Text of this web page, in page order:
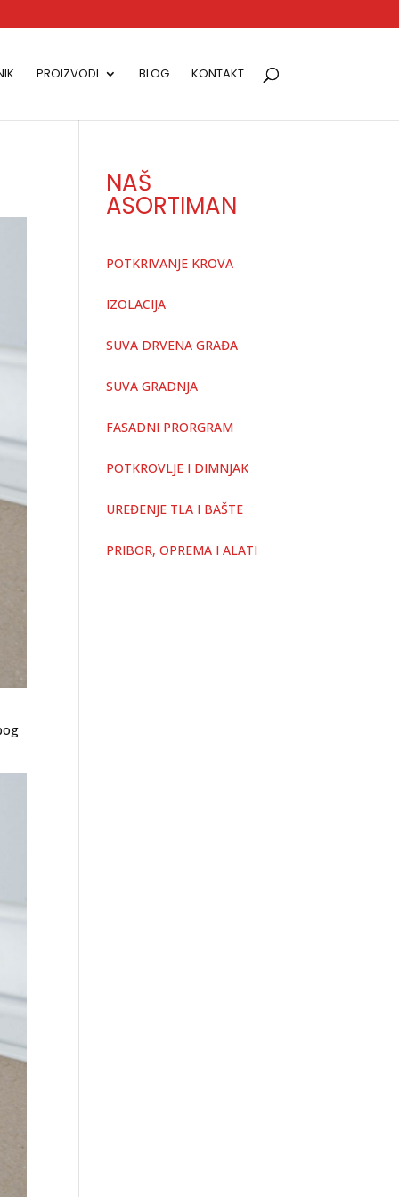
PROIZVODI BLOG KONTAKT
NAŠ
ASORTIMAN
POTKRIVANJE KROVA
IZOLACIJA
SUVA DRVENA GRAĐA
SUVA GRADNJA
FASADNI PRORGRAM
POTKROVLJE I DIMNJAK
UREĐENJE TLA I BAŠTE
PRIBOR, OPREMA I ALATI